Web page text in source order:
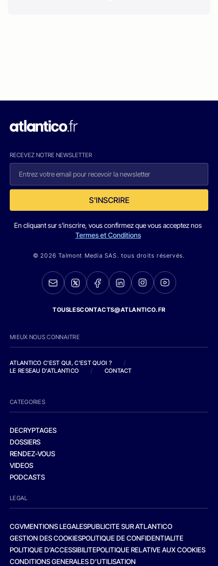
RECEVEZ NOTRE NEWSLETTER
S'INSCRIRE
En cliquant sur s'inscrire, vous confirmez que vous acceptez nos
Termes et Conditions
© 2026 Talmont Media SAS. tous droits réservés.
TOUSLESCONTACTS@ATLANTICO.FR
MIEUX NOUS CONNAITRE
ATLANTICO C'EST QUI, C'EST QUOI ?
/
LE RESEAU D'ATLANTICO
/ CONTACT
CATEGORIES
DECRYPTAGES
DOSSIERS
RENDEZ-VOUS
VIDEOS
PODCASTS
LEGAL
CGVMENTIONS LEGALESPUBLICITE SUR ATLANTICO
GESTION DES COOKIESPOLITIQUE DE CONFIDENTIALITE
POLITIQUE D’ACCESSIBILITEPOLITIQUE RELATIVE AUX COOKIES
CONDITIONS GENERALES D’UTILISATION